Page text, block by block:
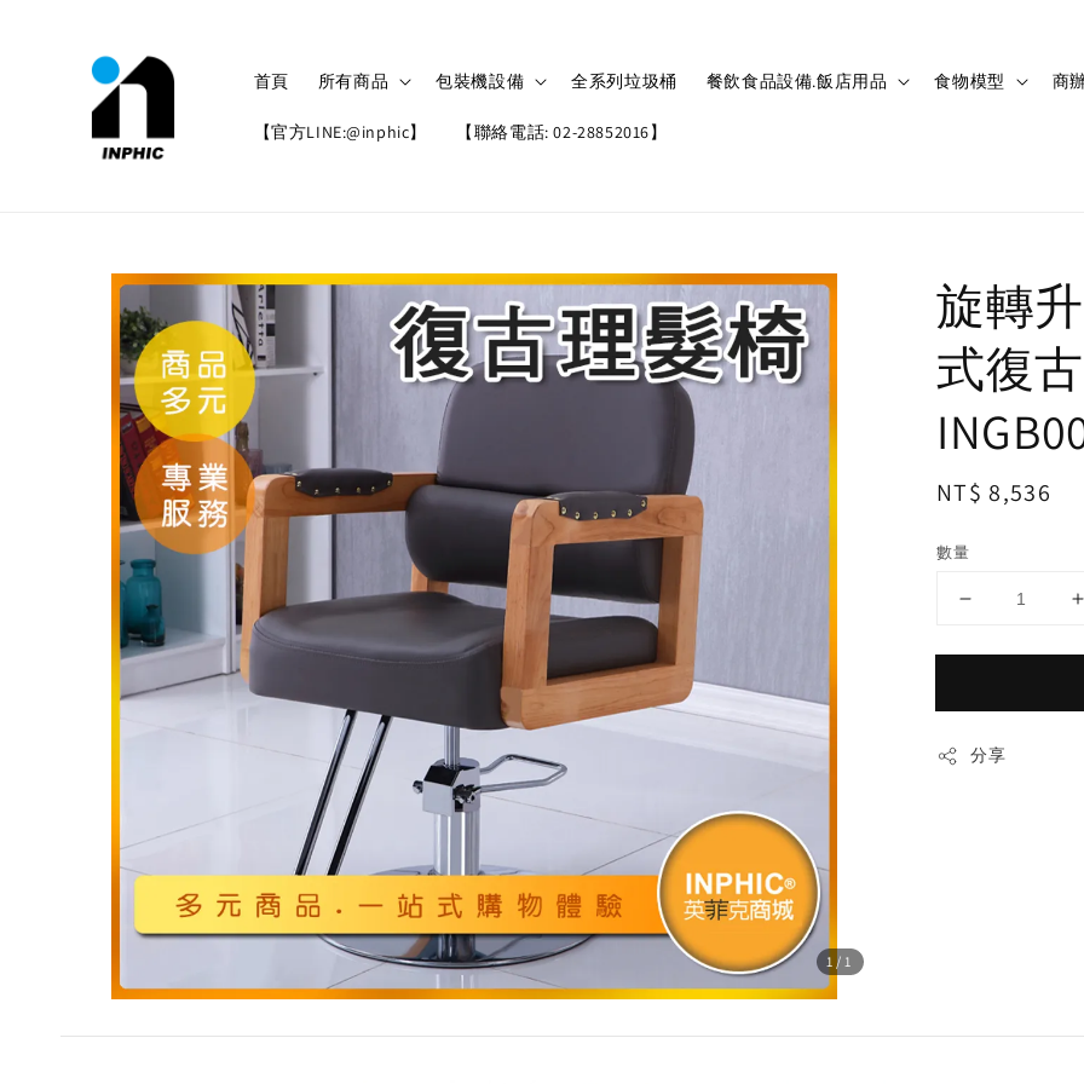
首頁 所有商品 包裝機設備 全系列垃圾桶 餐飲食品設備.飯店用品 食物模型 商
【官方LINE:@inphic】 【聯絡電話: 02-28852016】
1/1
旋轉
式復
Regular
NT$ 8,536
數量
分享